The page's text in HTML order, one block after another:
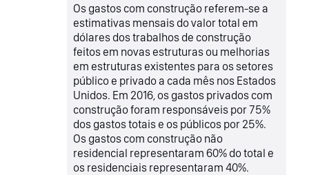
Os gastos com construção referem-se a
estimativas mensais do valor total em
dólares dos trabalhos de construção
feitos em novas estruturas ou melhorias
em estruturas existentes para os setores
público e privado a cada mês nos Estados
Unidos. Em 2016, os gastos privados com
construção foram responsáveis por 75%
dos gastos totais e os públicos por 25%.
Os gastos com construção não
residencial representaram 60% do total e
os residenciais representaram 40%.